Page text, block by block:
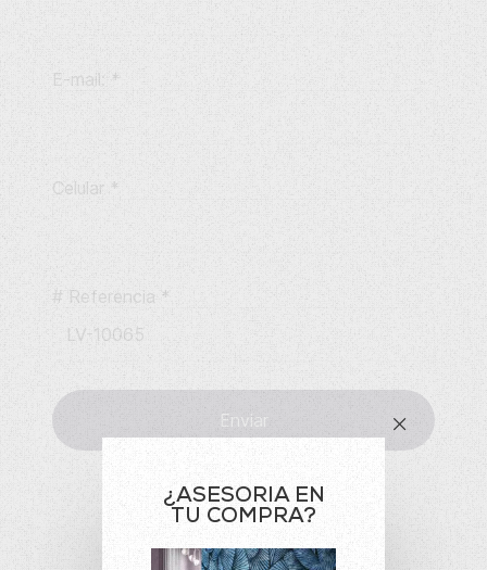
E-mail: *
Celular *
# Referencia *
Enviar
¿ASESORIA EN
TU COMPRA?